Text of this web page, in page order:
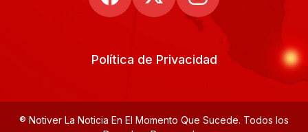
Política de Privacidad
® Notiver La Noticia En El Momento Que Sucede. Todos los